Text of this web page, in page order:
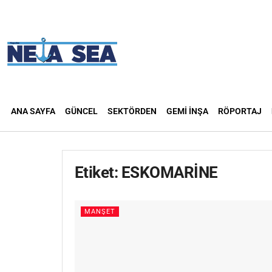
ANA SAYFA GÜNCEL SEKTÖRDEN GEMI İNŞA RÖPORTAJ
Etiket: ESKOMARİNE
MANŞET